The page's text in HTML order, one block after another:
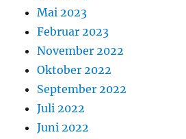
Mai 2023
Februar 2023
November 2022
Oktober 2022
September 2022
Juli 2022
Juni 2022